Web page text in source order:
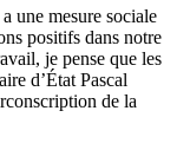
une mesure sociale
positifs dans notre
je pense que les
d’État Pascal
de la